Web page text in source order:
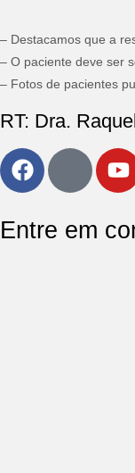
– Destacamos que a
– O paciente deve ser
– Fotos de pacientes
RT: Dra.
Entre em